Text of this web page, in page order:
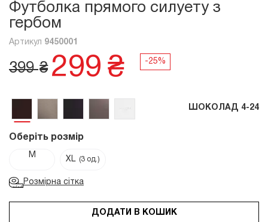
Футболка прямого силуету з
гербом
Артикул 9450001
399₴ 299 ₴
ШОКОЛАД 4-24
Оберіть розмір
M
XL (3 од.)
Розмірна сітка
ДОДАТИ В КОШИК